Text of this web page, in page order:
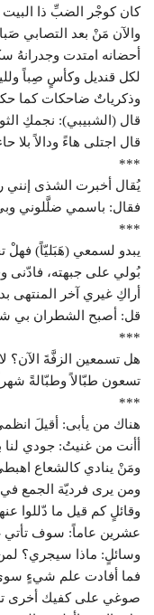
كان كوجْر الضبِّ ذا
والآن مَنْ بعد التصابي
أحضانه امتدت وجدرانهُ
لكل قنديل وكأسٍ صِباً
وذكرياتٌ ضاحكات كما
قال (الشبيبي): نجمكِ
قال اجتلى هاءً ودالاً بلا
***
يُقال أخبرت الشذى
فقال: باسمي ضلَّلوني
***
يبدو لسمعي (هَبَليّاً) فهلْ
بُولي على جبهته، فادّنى
أراكِ غيري آخر المنتهى
قل: أصبح الشطران بي
***
هل تسمعين الزفَّةَ الآن؟
تسعون طبّالاً وطبّالةً
***
هناك من يأبى: أقيلَ
أأنت من غنيتُ: جودي
ومَنْ ينادي كالشعاع
ومن يرى فرديّة الجمع
وقائلٍ كم قيل ما دّللوا
عشرين عاماً: سوف تأتي
وسائلٍ: ماذا سيجري؟
فما أفادت علم شيءٍ سوى
صوغي على كفيك أخرى